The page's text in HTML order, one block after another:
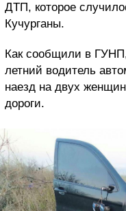
ДТП, которое
Кучурганы.
Как сообщили в
летний водитель
наезд на двух
дороги.